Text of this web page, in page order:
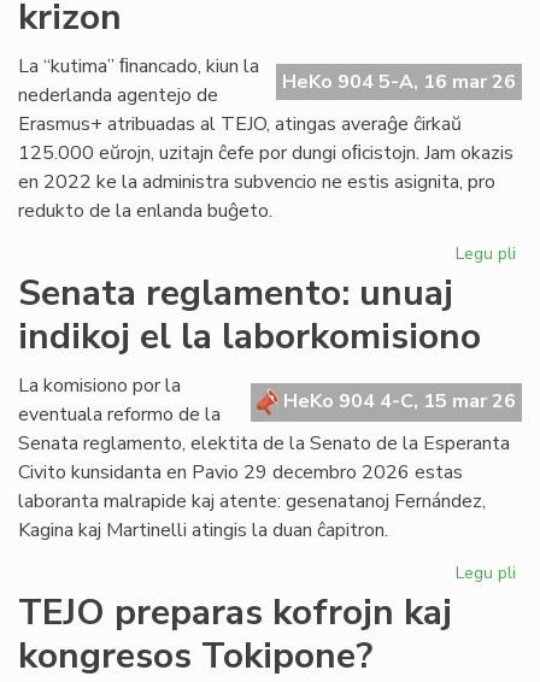
krizon
HeKo 904 5-A, 16 mar 26
La “kutima” ﬁnancado, kiun la
nederlanda agentejo de
Erasmus+ atribuadas al TEJO, atingas averaĝe ĉirkaŭ
125.000 eŭrojn, uzitajn ĉefe por dungi oﬁcistojn. Jam okazis
en 2022 ke la administra subvencio ne estis asignita, pro
redukto de la enlanda buĝeto.
Legu pli
Senata reglamento: unuaj
indikoj el la laborkomisiono
HeKo 904 4-C, 15 mar 26
La komisiono por la
eventuala reformo de la
Senata reglamento, elektita de la Senato de la Esperanta
Civito kunsidanta en Pavio 29 decembro 2026 estas
laboranta malrapide kaj atente: gesenatanoj Fernández,
Kagina kaj Martinelli atingis la duan ĉapitron.
Legu pli
TEJO preparas kofrojn kaj
kongresos Tokipone?